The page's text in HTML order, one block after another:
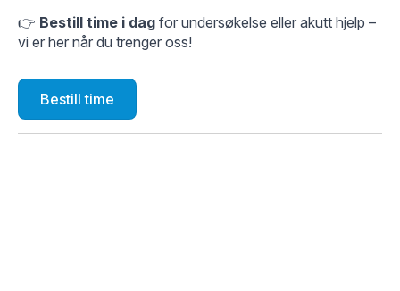
👉 Bestill time i dag for undersøkelse eller akutt hjelp –
vi er her når du trenger oss!
Bestill time